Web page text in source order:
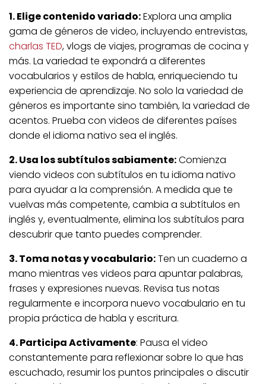
1. Elige contenido variado:Explora una amplia
gama de géneros de video, incluyendo entrevistas,
charlas TED, vlogs de viajes, programas de cocina y
más. La variedad te expondrá a diferentes
vocabularios y estilos de habla, enriqueciendo tu
experiencia de aprendizaje. No solo la variedad de
géneros es importante sino también, la variedad de
acentos. Prueba con videos de diferentes países
donde el idioma nativo sea el inglés.
2. Usa los subtítulos sabiamente:Comienza
viendo videos con subtítulos en tu idioma nativo
para ayudar a la comprensión. A medida que te
vuelvas más competente, cambia a subtítulos en
inglés y, eventualmente, elimina los subtítulos para
descubrir que tanto puedes comprender.
3. Toma notas y vocabulario:Ten un cuaderno a
mano mientras ves videos para apuntar palabras,
frases y expresiones nuevas. Revisa tus notas
regularmente e incorpora nuevo vocabulario en tu
propia práctica de habla y escritura.
4. Participa Activamente: Pausa el video
constantemente para reflexionar sobre lo que has
escuchado, resumir los puntos principales o discutir